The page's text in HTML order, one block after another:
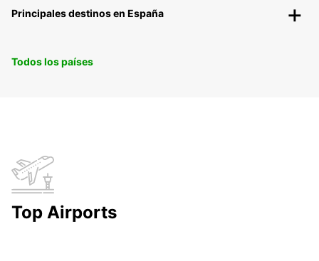
Principales destinos en España
Todos los países
Top Airports